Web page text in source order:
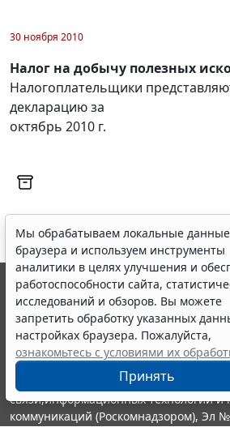
30 ноября 2010
Налог на добычу полезных
Налогоплательщики
декларацию за
октябрь 2010 г.
Мы обрабатываем локальные данные
браузера и используем инструменты
аналитики в целях улучшения и
работоспособности сайта,
исследований и обзоров. Вы можете
запретить обработку указанных
настройках браузера. Пожалуйста,
ознакомьтесь с условиями их
Принять
© ООО "НПП "ГАРАНТ-СЕРВИС", 2026.
выпускается с 1990 года. Компания
являются участниками Российской
информации ГАРАНТ.
Портал ГАРАНТ.РУ зарегистрирован в
издания Федеральной службой по
связи,информационных технологий и
коммуникаций (Роскомнадзором), Эл